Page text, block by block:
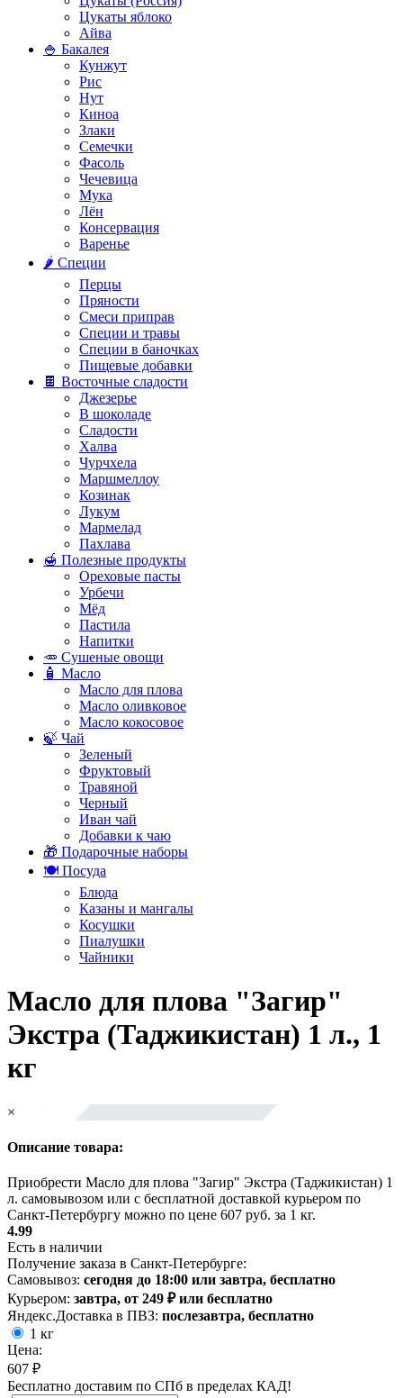
Цукаты яблоко
Айва
🍚 Бакалея
Кунжут
Рис
Нут
Киноа
Злаки
Семечки
Фасоль
Чечевица
Мука
Лён
Консервация
Варенье
🌶️ Специи
Перцы
Пряности
Смеси приправ
Специи и травы
Специи в баночках
Пищевые добавки
🍫 Восточные сладости
Джезерье
В шоколаде
Сладости
Халва
Чурчхела
Маршмеллоу
Козинак
Лукум
Мармелад
Пахлава
🍯 Полезные продукты
Ореховые пасты
Урбечи
Мёд
Пастила
Напитки
🥕 Сушеные овощи
🧴 Масло
Масло для плова
Масло оливковое
Масло кокосовое
🍃 Чай
Зеленый
Фруктовый
Травяной
Черный
Иван чай
Добавки к чаю
🎁 Подарочные наборы
🍽️ Посуда
Блюда
Казаны и мангалы
Косушки
Пиалушки
Чайники
Масло для плова "Загир"
Экстра (Таджикистан) 1 л., 1
кг
×
Описание товара:
Приобрести Масло для плова "Загир" Экстра (Таджикистан) 1
л. самовывозом или с бесплатной доставкой курьером по
Санкт-Петербургу можно по цене 607 руб. за 1 кг.
4.99
Есть в наличии
Получение заказа в Санкт-Петербурге:
Самовывоз: сегодня до 18:00 или завтра, бесплатно
Курьером: завтра, от 249 ₽ или бесплатно
Яндекс.Доставка в ПВЗ: послезавтра, бесплатно
1 кг
Цена:
607 ₽
Бесплатно доставим по СПб в пределах КАД!